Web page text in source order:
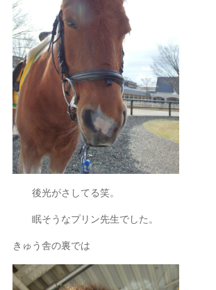
後光がさしてる笑。
眠そうなプリン先生でした。
きゅう舎の裏では